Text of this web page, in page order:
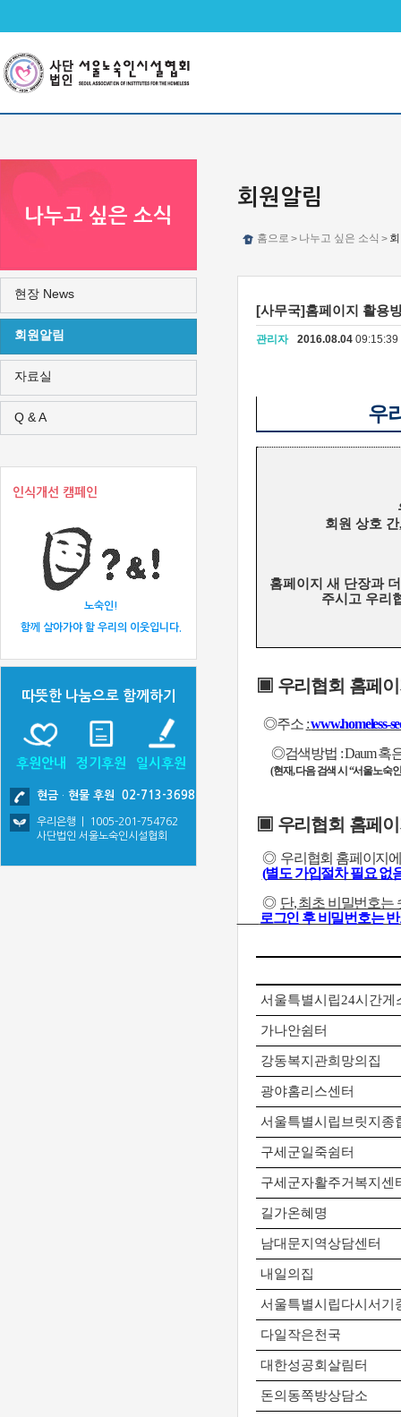
회원알림
홈으로 > 나누고 싶은 소식 >
[사무국]홈페이지 활용
관리자 2016.08.04 09:15:39
우
회원 상호 간
홈페이지 새 단장과
주시고 우리
▣ 우리협회 홈페
◎주소 :www.homeless-
◎검색방법 : Daum혹
(현재,다음 검색 시“서울노숙
▣ 우리협회 홈페
◎ 우리협회 홈페이지
(별도 가입절차 필요 없
◎ 단,최초 비밀번호는
로그인 후 비밀번호는
서울특별시립24시간게
가나안쉼터
강동복지관희망의집
광야홈리스센터
서울특별시립브릿지종
구세군일죽쉼터
구세군자활주거복지센
길가온혜명
남대문지역상담센터
내일의집
서울특별시립다시서기
다일작은천국
대한성공회살림터
돈의동쪽방상담소
나누고 싶은 소식
현장 News
회원알림
자료실
Q & A
인식개선 캠페인
노숙인!
함께 살아가야 할 우리의 이웃입니다.
따뜻한 나눔으로 함께하기
후원안내 정기후원 일시후원
현금 · 현물 후원 02-713-3698
우리은행 | 1005-201-754762
사단법인 서울노숙인시설협회